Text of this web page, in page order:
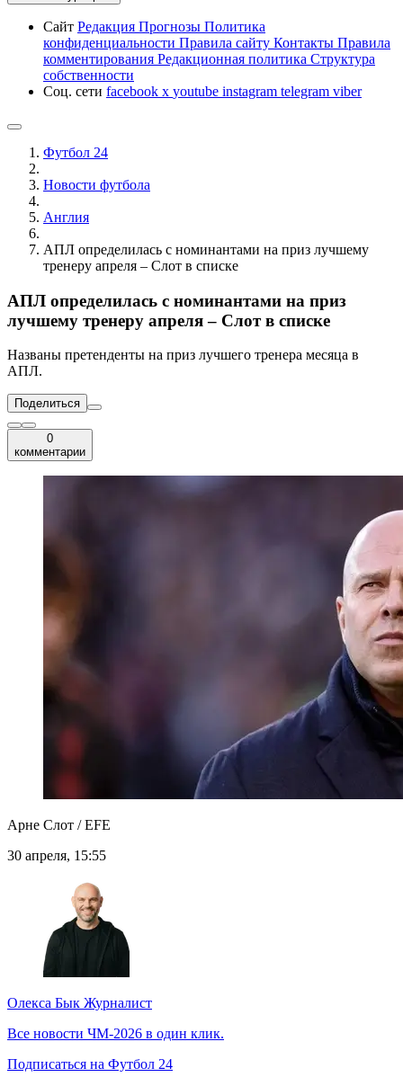
Сайт Редакция Прогнозы Политика
конфиденциальности Правила сайту Контакты Правила
комментирования Редакционная политика Структура
собственности
Соц. сети facebook x youtube instagram telegram viber
Футбол 24
Новости футбола
Англия
АПЛ определилась с номинантами на приз лучшему
тренеру апреля – Слот в списке
АПЛ определилась с номинантами на приз
лучшему тренеру апреля – Слот в списке
Названы претенденты на приз лучшего тренера месяца в
АПЛ.
Поделиться
0
комментарии
Арне Слот / EFE
30 апреля, 15:55
Олекса Бык Журналист
Все новости ЧМ-2026 в один клик.
Подписаться на Футбол 24